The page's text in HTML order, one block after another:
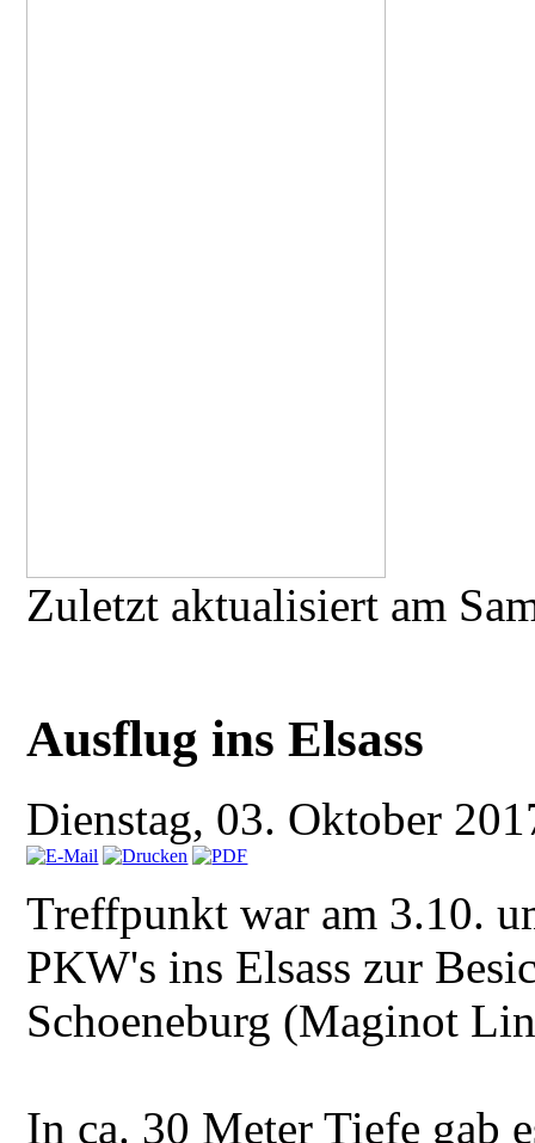
Zuletzt aktualisiert am
Ausflug ins Elsass
Dienstag, 03. Oktober
Treffpunkt war am 3.10.
PKW's ins Elsass zur
Schoeneburg (Maginot
In ca. 30 Meter Tiefe gab